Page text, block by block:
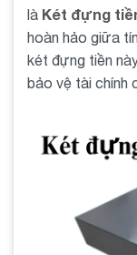
là Két đựng
hoàn hảo giữa
két đựng tiền
bảo vệ tài chính